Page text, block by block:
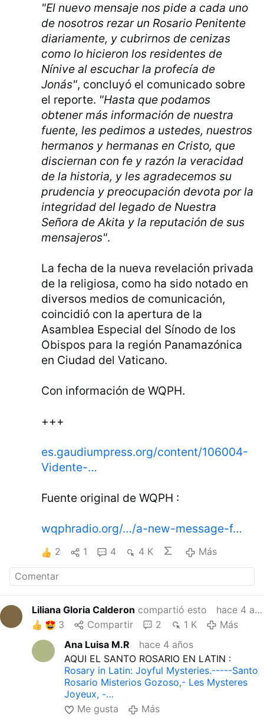
"El nuevo mensaje nos pide a cada uno
de nosotros rezar un Rosario Penitente
diariamente, y cubrirnos de cenizas
como lo hicieron los residentes de
Nínive al escuchar la profecía de
Jonás", concluyó el comunicado sobre
el reporte. "Hasta que podamos
obtener más información de nuestra
fuente, les pedimos a ustedes, nuestros
hermanos y hermanas en Cristo, que
disciernan con fe y razón la veracidad
de la historia, y les agradecemos su
prudencia y preocupación devota por la
integridad del legado de Nuestra
Señora de Akita y la reputación de sus
mensajeros".
La fecha de la nueva revelación privada
de la religiosa, como ha sido notado en
diversos medios de comunicación,
coincidió con la apertura de la
Asamblea Especial del Sínodo de los
Obispos para la región Panamazónica
en Ciudad del Vaticano.
Con información de WQPH.
+++
es.gaudiumpress.org/content/106004-
Vidente-…
Fuente original de WQPH :
wqphradio.org/…/a-new-message-f…
2 1 4 4 K Más
Liliana Gloria Calderon compartió esto
hace 4 años
3
Compartir 2 1 K
Más
Ana Luisa M.R
hace 4 años
AQUI EL SANTO ROSARIO EN LATIN :
Rosary in Latin: Joyful Mysteries.-----Santo
Rosario Misterios Gozoso,- Les Mysteres
Joyeux, -…
Me gusta
Más